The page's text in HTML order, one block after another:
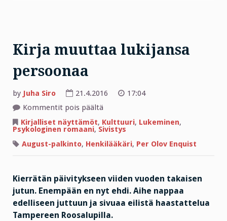
Kirja muuttaa lukijansa
persoonaa
by Juha Siro 21.4.2016
17:04
Kommentit pois päältä
muuttaa
lukijansa
persoonaa
Kirjalliset näyttämöt, Kulttuuri, Lukeminen,
Psykologinen romaani, Sivistys
August-palkinto, Henkilääkäri, Per Olov Enquist
Kierrätän päivitykseen viiden vuoden takaisen
jutun. Enempään en nyt ehdi. Aihe nappaa
edelliseen juttuun ja sivuaa eilistä haastattelua
Tampereen Roosalupilla.